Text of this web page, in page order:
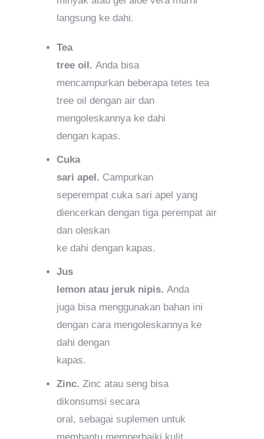
langsung ke dahi.
Tea
tree oil. Anda bisa
mencampurkan beberapa tetes tea
tree oil dengan air dan
mengoleskannya ke dahi
dengan kapas.
Cuka
sari apel. Campurkan
seperempat cuka sari apel yang
diencerkan dengan tiga perempat air
dan oleskan
ke dahi dengan kapas.
Jus
lemon atau jeruk nipis. Anda
juga bisa menggunakan bahan ini
dengan cara mengoleskannya ke
dahi dengan
kapas.
Zinc. Zinc atau seng bisa
dikonsumsi secara
oral, sebagai suplemen untuk